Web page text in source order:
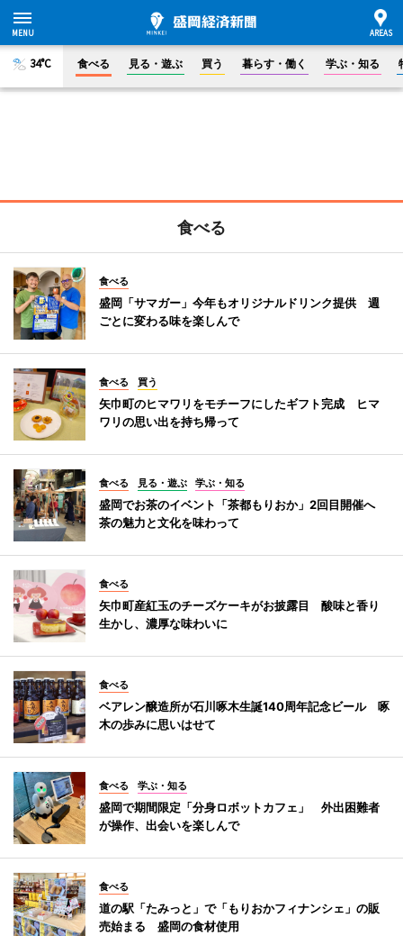
34°C 食べる 見る・遊ぶ 買う 暮らす・働く 学ぶ・知る
食べる
食べる
盛岡「サマガー」今年もオリジナルドリンク提供 週
ごとに変わる味を楽しんで
食べる 買う
矢巾町のヒマワリをモチーフにしたギフト完成 ヒマ
ワリの思い出を持ち帰って
食べる 見る・遊ぶ 学ぶ・知る
盛岡でお茶のイベント「茶都もりおか」2回目開催へ
茶の魅力と文化を味わって
食べる
矢巾町産紅玉のチーズケーキがお披露目 酸味と香り
生かし、濃厚な味わいに
食べる
ベアレン醸造所が石川啄木生誕140周年記念ビール 啄
木の歩みに思いはせて
食べる 学ぶ・知る
盛岡で期間限定「分身ロボットカフェ」 外出困難者
が操作、出会いを楽しんで
食べる
道の駅「たみっと」で「もりおかフィナンシェ」の販
売始まる 盛岡の食材使用